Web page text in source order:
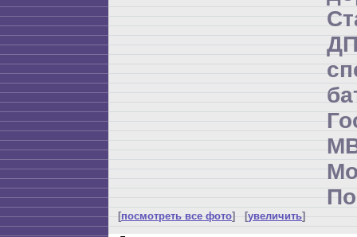
[посмотреть все фото] [увеличить]